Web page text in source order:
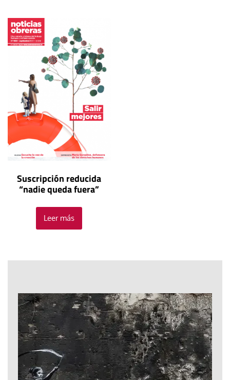
Suscripción reducida
“nadie queda fuera”
Leer más